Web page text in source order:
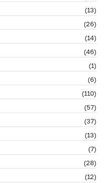
(13)
(26)
(14)
(46)
(1)
(6)
(110)
(57)
(37)
(13)
(7)
(28)
(12)